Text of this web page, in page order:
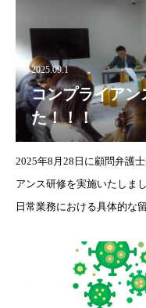
2025.09.1
コンプライアン
た！！！
ションビブレ
2025年8月28日に顧問弁護
アンス研修を実施いたしま
日常業務における具体的な